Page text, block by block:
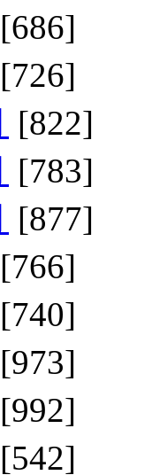
[686]
[726]
[822]
[783]
[877]
[766]
[740]
[973]
[992]
[542]